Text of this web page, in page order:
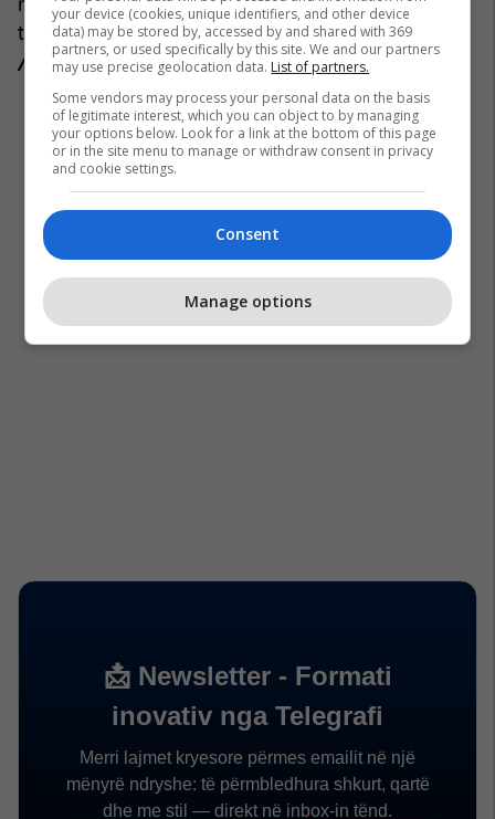
të dëshmojë se mosha është vetëm një numër.
/Telegrafi/
your device (cookies, unique identifiers, and other device
data) may be stored by, accessed by and shared with 369
partners, or used specifically by this site. We and our partners
may use precise geolocation data. List of partners.
Some vendors may process your personal data on the basis
of legitimate interest, which you can object to by managing
your options below. Look for a link at the bottom of this page
or in the site menu to manage or withdraw consent in privacy
and cookie settings.
Consent
Manage options